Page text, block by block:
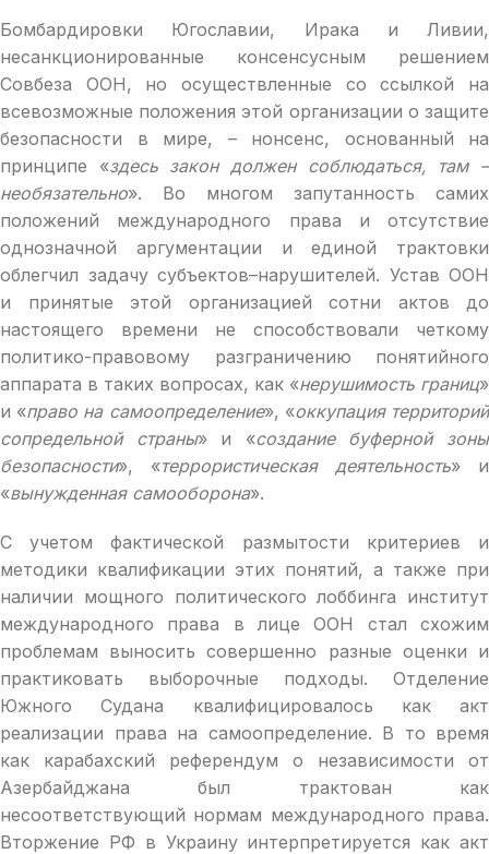
Бомбардировки Югославии, Ирака и Ливии,
несанкционированные консенсусным решением
Совбеза ООН, но осуществленные со ссылкой на
всевозможные положения этой организации о защите
безопасности в мире, – нонсенс, основанный на
принципе «здесь закон должен соблюдаться, там –
необязательно». Во многом запутанность самих
положений международного права и отсутствие
однозначной аргументации и единой трактовки
облегчил задачу субъектов–нарушителей. Устав ООН
и принятые этой организацией сотни актов до
настоящего времени не способствовали четкому
политико-правовому разграничению понятийного
аппарата в таких вопросах, как «нерушимость границ»
и «право на самоопределение», «оккупация территорий
сопредельной страны» и «создание буферной зоны
безопасности», «террористическая деятельность» и
«вынужденная самооборона».
С учетом фактической размытости критериев и
методики квалификации этих понятий, а также при
наличии мощного политического лоббинга институт
международного права в лице ООН стал схожим
проблемам выносить совершенно разные оценки и
практиковать выборочные подходы. Отделение
Южного Судана квалифицировалось как акт
реализации права на самоопределение. В то время
как карабахский референдум о независимости от
Азербайджана был трактован как
несоответствующий нормам международного права.
Вторжение РФ в Украину интерпретируется как акт